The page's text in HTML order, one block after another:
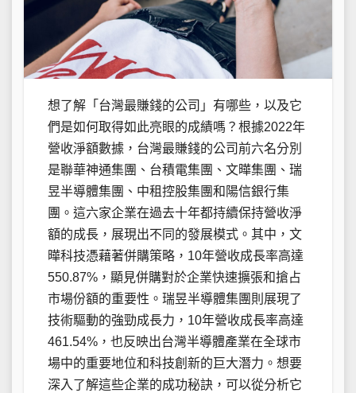
想了解「台灣最賺錢的公司」有哪些，以及它
們是如何取得如此亮眼的成績嗎？根據2022年
營收淨額數據，台灣最賺錢的公司前六名分別
是聯華神通集團、台積電集團、文曄集團、瑞
昱半導體集團、中租控股集團和陽信銀行集
團。這六家企業在過去十年都持續保持營收淨
額的成長，展現出不同的發展模式。其中，文
曄科技憑藉著併購策略，10年營收成長率高達
550.87%，顯見併購對於企業快速擴張和搶占
市場份額的重要性。瑞昱半導體集團則展現了
技術驅動的強勁成長力，10年營收成長率高達
461.54%，也反映出台灣半導體產業在全球市
場中的重要地位和科技創新的巨大潛力。想要
深入了解這些企業的成功秘訣，可以從分析它